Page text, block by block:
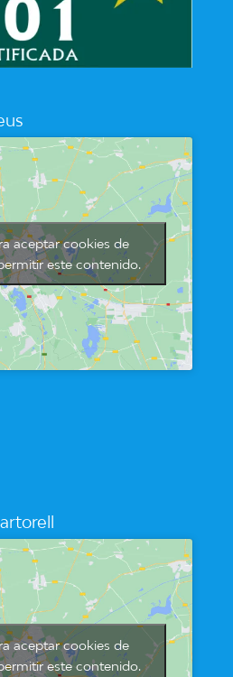
aceptar cookies de
este contenido.
aceptar cookies de
este contenido.